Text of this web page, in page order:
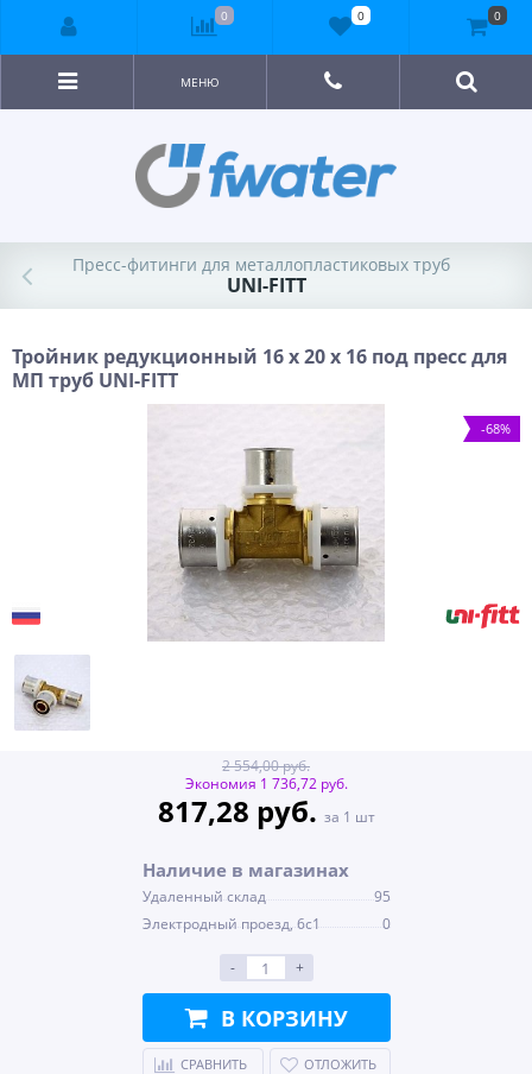
МЕНЮ
Пресс-фитинги для металлопластиковых труб
UNI-FITT
Тройник редукционный 16 x 20 x 16 под пресс для
МП труб UNI-FITT
-68%
2 554,00 руб.
Экономия 1 736,72 руб.
817,28 руб. за 1 шт
Наличие в магазинах
Удаленный склад
95
Электродный проезд, 6с1
0
- +
В КОРЗИНУ
СРАВНИТЬ ОТЛОЖИТЬ
0 0 0